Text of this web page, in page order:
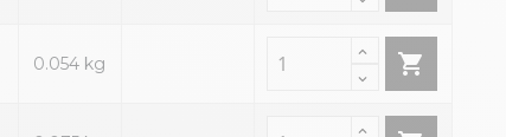
0.054 kg 